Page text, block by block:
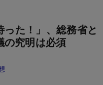
た！」、総務省と
の究明は必須